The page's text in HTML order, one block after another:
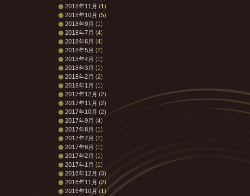
2018年11月 (1)
2018年10月 (5)
2018年9月 (1)
2018年7月 (4)
2018年6月 (4)
2018年5月 (2)
2018年4月 (1)
2018年3月 (1)
2018年2月 (2)
2018年1月 (1)
2017年12月 (2)
2017年11月 (2)
2017年10月 (2)
2017年9月 (4)
2017年8月 (1)
2017年7月 (2)
2017年6月 (1)
2017年2月 (1)
2017年1月 (1)
2016年12月 (3)
2016年11月 (2)
2016年10月(1)